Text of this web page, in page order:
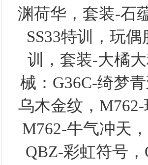
渊荷华，套装-石
SS33特训，玩
训，套装-大橘
械：G36C-绮梦
乌木金纹，
M762-牛气冲天
QBZ-彩虹符号